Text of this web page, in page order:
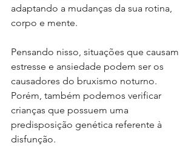
adaptando a mudanças da sua rotina,
corpo e mente.
Pensando nisso, situações que causam
estresse e ansiedade podem ser os
causadores do bruxismo noturno.
Porém, também podemos verificar
crianças que possuem uma
predisposição genética referente à
disfunção.